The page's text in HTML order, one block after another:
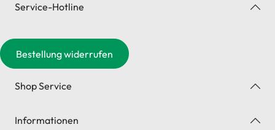
Service-Hotline
Bestellung widerrufen
Shop Service
Informationen